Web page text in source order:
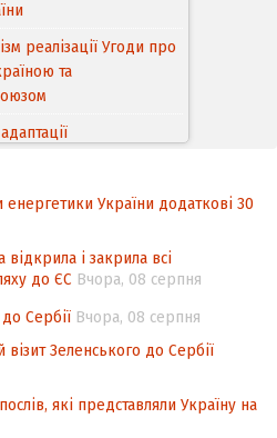
реалізації Угоди про
та
відповідно до
аспекти прав
(TRIPS) у
законодавства щодо
повторного
виборців
України додаткові 30
і закрила всі
до ЄС Вчора, 08 серпня
Сербії Вчора, 08 серпня
Зеленського до Сербії
які представляли Україну на